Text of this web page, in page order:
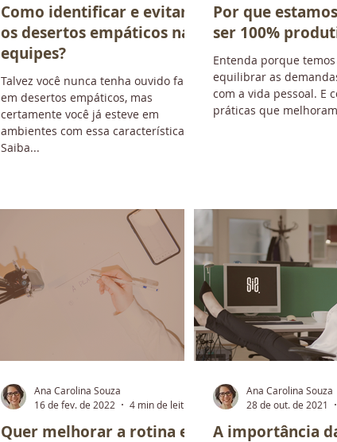
Como identificar e evitar
os desertos empáticos nas
equipes?
Talvez você nunca tenha ouvido falar
em desertos empáticos, mas
certamente você já esteve em
ambientes com essa característica.
Saiba...
Por que estamos
ser 100%
Entenda porque temos
equilibrar as
com a vida pessoal. E
práticas que
Quer melhorar a rotina e
Ana Carolina Souza
16 de fev. de 2022
4 min de leitura
A importância
Ana Carolina Souza
28 de out. de 2021